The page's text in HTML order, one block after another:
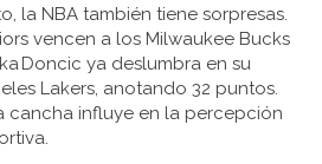
la NBA también tiene sorpresas.
vencen a los Milwaukee Bucks
Doncic ya deslumbra en su
Lakers, anotando 32 puntos.
cancha influye en la percepción